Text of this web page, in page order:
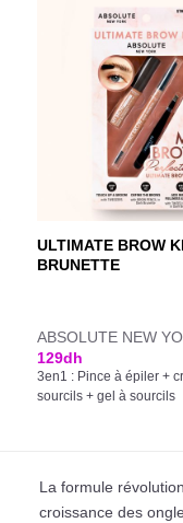
ULTIMATE BROW
BRUNETTE
ABSOLUTE NEW
129dh
3en1 : Pince à épiler +
sourcils + gel à sourcils
La formule
croissance des